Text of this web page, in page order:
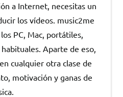
a Internet, necesitas un
los vídeos. music2me
PC, Mac, portátiles,
Aparte de eso,
cualquier otra clase de
motivación y ganas de